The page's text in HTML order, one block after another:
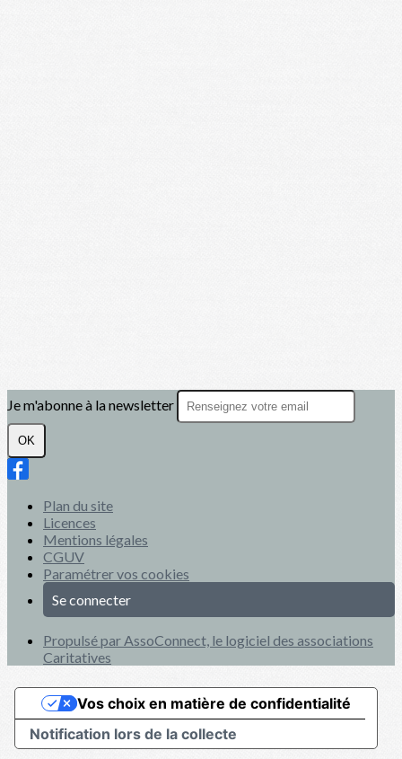
Je m'abonne à la newsletter
OK
Plan du site
Licences
Mentions légales
CGUV
Paramétrer vos cookies
Se connecter
Propulsé par AssoConnect, le logiciel des associations
Caritatives
Notification lors de la collecte
Vos choix en matière de confidentialité